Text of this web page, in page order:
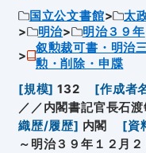
国立公文書館 太
明治
明治３９年
叙勲裁可書・明治
勲・削除・申牒
[規模] 132 [作成者
／／内閣書記官長石
織歴/履歴] 内閣 [資
～明治３９年１２月２